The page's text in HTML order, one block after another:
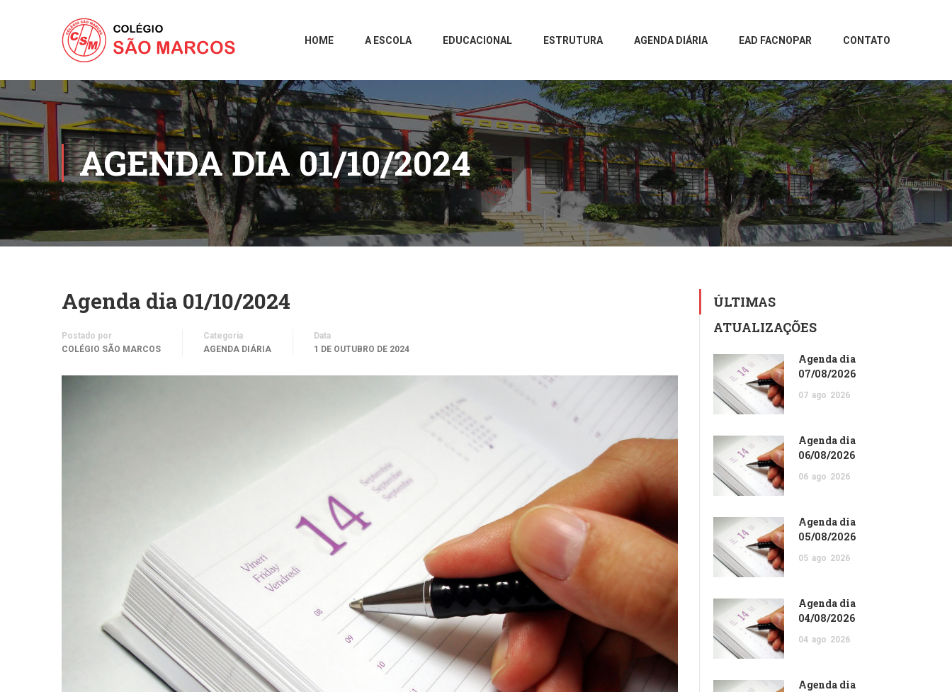
HOME A ESCOLA EDUCACIONAL ESTRUTURA AGENDA DIÁRIA EAD FACNOPAR CONTATO
AGENDA DIA 01/10/2024
Agenda dia 01/10/2024
Postado por
COLÉGIO SÃO MARCOS
Categoria
AGENDA DIÁRIA
Data
1 DE OUTUBRO DE 2024
ÚLTIMAS
ATUALIZAÇÕES
Agenda dia
07/08/2026
07 ago 2026
Agenda dia
06/08/2026
06 ago 2026
Agenda dia
05/08/2026
05 ago 2026
Agenda dia
04/08/2026
04 ago 2026
Agenda dia